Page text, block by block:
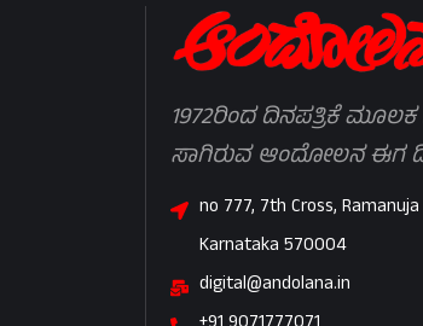
1972ರಿಂದ ದಿನಪತ್ರಿಕೆ
ಸಾಗಿರುವ ಆಂದೋಲನ ಈಗ
no 777, 7th Cross,
Karnataka 570004
digital@andolana.in